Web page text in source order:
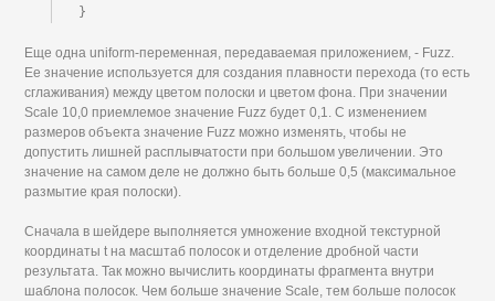
}
Еще одна uniform-переменная, передаваемая приложением, - Fuzz.
Ее значение используется для создания плавности перехода (то есть
сглаживания) между цветом полоски и цветом фона. При значении
Scale 10,0 приемлемое значение Fuzz будет 0,1. С изменением
размеров объекта значение Fuzz можно изменять, чтобы не
допустить лишней расплывчатости при большом увеличении. Это
значение на самом деле не должно быть больше 0,5 (максимальное
размытие края полоски).
Сначала в шейдере выполняется умножение входной текстурной
координаты t на масштаб полосок и отделение дробной части
результата. Так можно вычислить координаты фрагмента внутри
шаблона полосок. Чем больше значение Scale, тем больше полосок